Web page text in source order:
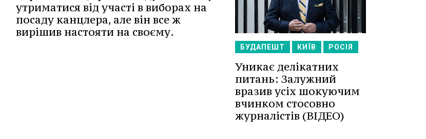
утриматися від участі в виборах на
посаду канцлера, але він все ж
вирішив настояти на своєму.
БУДАПЕШТ КИЇВ РОСІЯ
Уникає делікатних
питань: Залужний
вразив усіх шокуючим
вчинком стосовно
журналістів (ВІДЕО)